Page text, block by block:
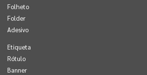
Folheto
Folder
Adesivo
Etiqueta
Rótulo
Banner